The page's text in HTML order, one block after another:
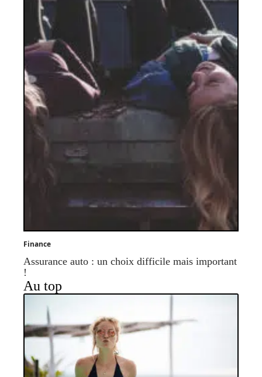
Finance
Assurance auto : un choix difficile mais important
!
Au top